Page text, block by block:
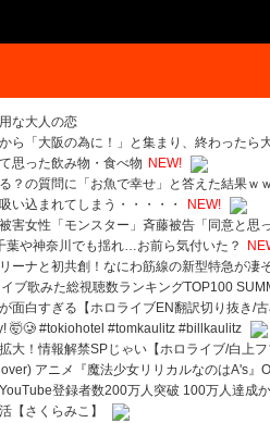
な大人の恋
ら「大阪の為に！」と集まり、終わったら
思った飲み物・食べ物 NEW!
？の質問に「お魚で幸せ」と答えた結果ｗ
い込まれてしまう・・・・・
NEW!
害女性「モンスター」斉藤被告「同意と
葉や神奈川でも揺れ…お前ら気付いた？
ーナと初共創！なにわ筋線の新型特急が凄
ブ歌みた総視聴数ランキングTOP100
面白すぎる【ホロライブEN翻訳切り抜き/
🤯🥲 #tokiohotel #tomkaulitz #billkaulitz
大！情報解禁SPじゃい【ホロライブ/白上
アニメ『魔法少女リリカルなのはA's』
登録者数200万人突破 100万人達成
【さくらみこ】